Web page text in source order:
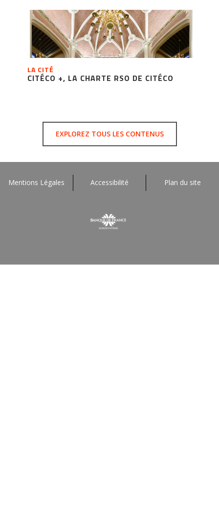
LA CITÉ
CITÉCO +, LA CHARTE RSO DE CITÉCO
EXPLOREZ TOUS LES CONTENUS
Mentions Légales Accessibilité Plan du site